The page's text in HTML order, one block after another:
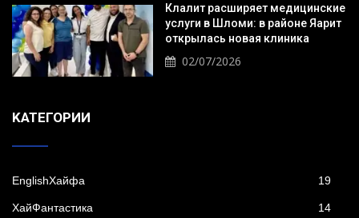
Клалит расширяет медицинские
услуги в Шломи: в районе Яарит
открылась новая клиника
02/07/2026
KАТЕГОРИИ
EnglishХайфа 19
XайФантастика 14